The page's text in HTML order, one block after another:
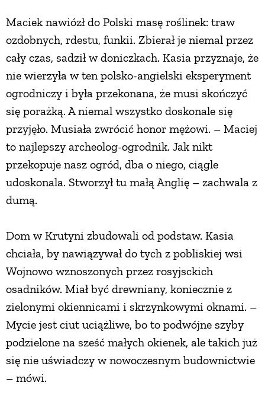
Maciek nawiózł do Polski masę roślinek: traw
ozdobnych, rdestu, funkii. Zbierał je niemal przez
cały czas, sadził w doniczkach. Kasia przyznaje, że
nie wierzyła w ten polsko-angielski eksperyment
ogrodniczy i była przekonana, że musi skończyć
się porażką. A niemal wszystko doskonale się
przyjęło. Musiała zwrócić honor mężowi. – Maciej
to najlepszy archeolog-ogrodnik. Jak nikt
przekopuje nasz ogród, dba o niego, ciągle
udoskonala. Stworzył tu małą Anglię – zachwala z
dumą.
Dom w Krutyni zbudowali od podstaw. Kasia
chciała, by nawiązywał do tych z pobliskiej wsi
Wojnowo wznoszonych przez rosyjsckich
osadników. Miał być drewniany, koniecznie z
zielonymi okiennicami i skrzynkowymi oknami. –
Mycie jest ciut uciążliwe, bo to podwójne szyby
podzielone na sześć małych okienek, ale takich już
się nie uświadczy w nowoczesnym budownictwie
– mówi.